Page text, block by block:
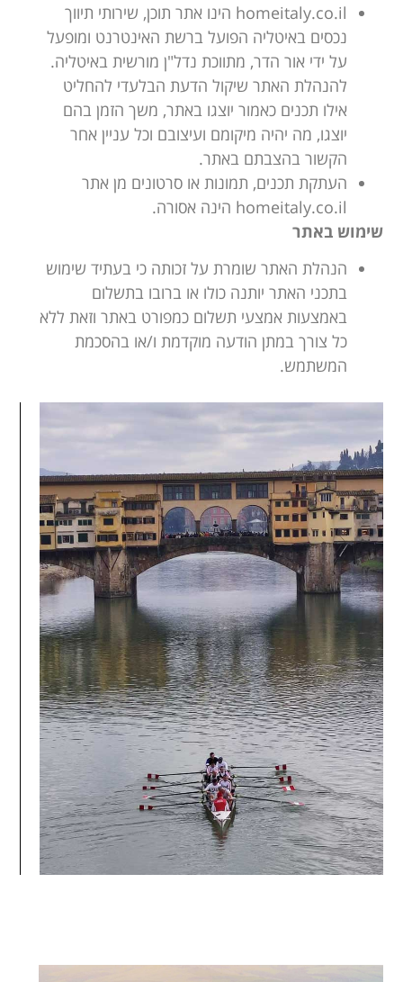
homeitaly.co.il הינו אתר תוכן, שירותי תיווך
נכסים באיטליה הפועל ברשת האינטרנט ומופעל
על ידי אור הדר, מתווכת נדל"ן מורשית באיטליה.
להנהלת האתר שיקול הדעת הבלעדי להחליט
אילו תכנים כאמור יוצגו באתר, משך הזמן בהם
יוצגו, מה יהיה מיקומם ועיצובם וכל עניין אחר
הקשור בהצבתם באתר.
העתקת תכנים, תמונות או סרטונים מן אתר
homeitaly.co.il הינה אסורה.
שימוש באתר
הנהלת האתר שומרת על זכותה כי בעתיד שימוש
בתכני האתר יותנה כולו או ברובו בתשלום
באמצעות אמצעי תשלום כמפורט באתר וזאת ללא
כל צורך במתן הודעה מוקדמת ו/או בהסכמת
המשתמש.